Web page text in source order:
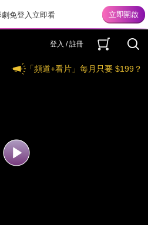
免登入立即看
登入 / 註冊
「頻道+看片」每月只要 $199？